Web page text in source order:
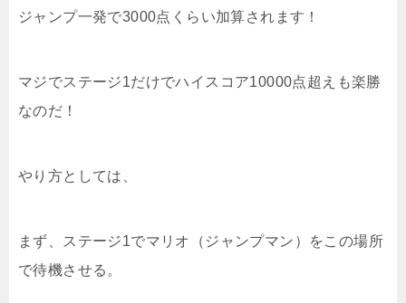
ジャンプ一発で3000点くらい加算されます！
マジでステージ1だけでハイスコア10000点超えも楽勝
なのだ！
やり方としては、
まず、ステージ1でマリオ（ジャンプマン）をこの場所
で待機させる。